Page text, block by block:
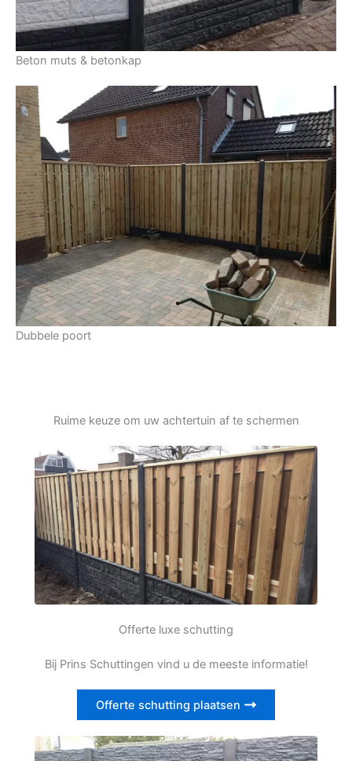
Beton muts & betonkap
Dubbele poort
Ruime keuze om uw achtertuin af te schermen
Offerte luxe schutting
Bij Prins Schuttingen vind u de meeste informatie!
Offerte schutting plaatsen